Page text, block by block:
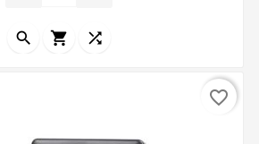
4 tecnologiacuteas del...
  
favorite_border